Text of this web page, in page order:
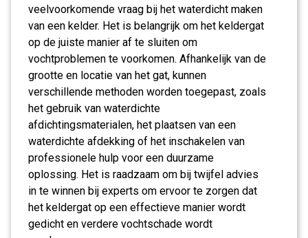
veelvoorkomende vraag bij het waterdicht maken
van een kelder. Het is belangrijk om het keldergat
op de juiste manier af te sluiten om
vochtproblemen te voorkomen. Afhankelijk van de
grootte en locatie van het gat, kunnen
verschillende methoden worden toegepast, zoals
het gebruik van waterdichte
afdichtingsmaterialen, het plaatsen van een
waterdichte afdekking of het inschakelen van
professionele hulp voor een duurzame
oplossing. Het is raadzaam om bij twijfel advies
in te winnen bij experts om ervoor te zorgen dat
het keldergat op een effectieve manier wordt
gedicht en verdere vochtschade wordt